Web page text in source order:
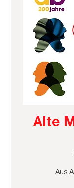
Alte
Aus